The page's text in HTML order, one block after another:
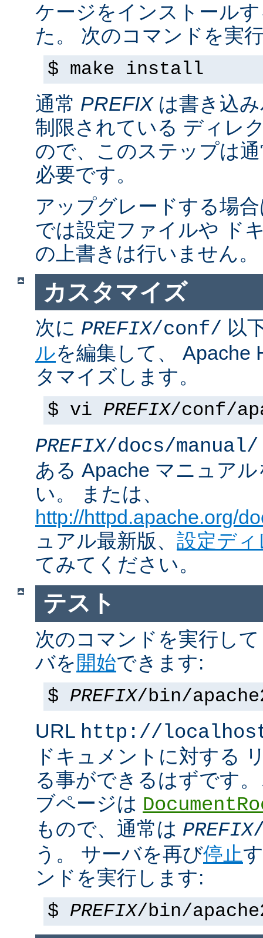
ケージをインストール
た。 次のコマンドを実
$ make install
通常 PREFIXは書き込
制限されている ディレ
ので、このステップは
必要です。
アップグレードする場
では設定ファイルや ド
の上書きは行いません。
カスタマイズ
次に PREFIX/conf/ 以
ルを編集して、 Apache
タマイズします。
$ vi PREFIX/conf/
PREFIX/docs/manual/
ある Apache マニュア
い。 または、
http://httpd.apache.org/
ュアル最新版、 設定デ
てみてください。
テスト
次のコマンドを実行し
バを 開始できます:
$ PREFIX/bin/
URL http://
ドキュメントに対する
る事ができるはずです
ブページは
もので、通常は PREFIX
う。 サーバを再び停止
ンドを実行します:
$ PREFIX/bin/